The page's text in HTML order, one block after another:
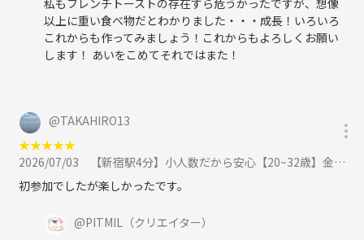
素敵な夜にしましょう
ご参加お待ちしています🎥
以上に重い食べ物だとわかりました・・・成長！いろいろ
これからも作ってみましょう！これからもよろしくお願い
します！ あいをこめてそれではまた！
@TAKAHIRO13
★★★★★
2026/07/03
【新宿駅4分】小人数だから安心【20~32歳】金曜日にお話ししよう。かんたんボドゲ飲み会（ノンアルOK）に参加
初参加でしたが楽しかったです。
@PITMIL
（クリエイター）